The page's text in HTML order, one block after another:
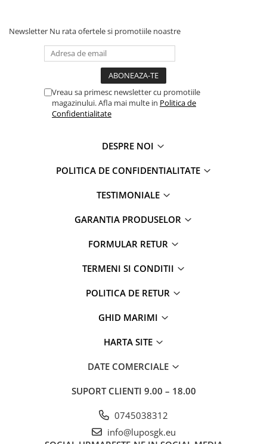
Newsletter Nu rata ofertele si promotiile noastre
Vreau sa primesc newsletter cu promotiile
magazinului. Afla mai multe in Politica de
Confidentialitate
DESPRE NOI
POLITICA DE CONFIDENTIALITATE
TESTIMONIALE
GARANTIA PRODUSELOR
FORMULAR RETUR
TERMENI SI CONDITII
POLITICA DE RETUR
GHID MARIMI
HARTA SITE
DATE COMERCIALE
SUPORT CLIENTI 9.00 – 18.00
0745038312
info@luposgk.eu